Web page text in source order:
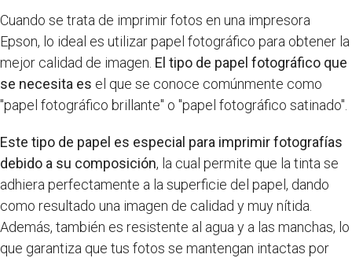
Cuando se trata de imprimir fotos en una impresora
Epson, lo ideal es utilizar papel fotográfico para obtener la
mejor calidad de imagen. El tipo de papel fotográfico que
se necesita es el que se conoce comúnmente como
"papel fotográfico brillante" o "papel fotográfico satinado".
Este tipo de papel es especial para imprimir fotografías
debido a su composición, la cual permite que la tinta se
adhiera perfectamente a la superficie del papel, dando
como resultado una imagen de calidad y muy nítida.
Además, también es resistente al agua y a las manchas, lo
que garantiza que tus fotos se mantengan intactas por